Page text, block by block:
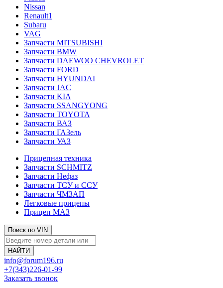
Nissan
Renault1
Subaru
VAG
Запчасти MITSUBISHI
Запчасти BMW
Запчасти DAEWOO CHEVROLET
Запчасти FORD
Запчасти HYUNDAI
Запчасти JAC
Запчасти KIA
Запчасти SSANGYONG
Запчасти TOYOTA
Запчасти ВАЗ
Запчасти ГАЗель
Запчасти УАЗ
Прицепная техника
Запчасти SCHMITZ
Запчасти Нефаз
Запчасти ТСУ и ССУ
Запчасти ЧМЗАП
Легковые прицепы
Прицеп МАЗ
Поиск по VIN
info@forum196.ru
+7(343)226-01-99
Заказать звонок